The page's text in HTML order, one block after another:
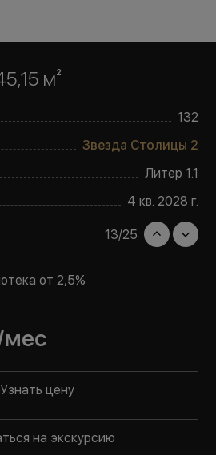
м²
132
Звезда Столицы 2
Литер 1.1
4 кв. 2028 г.
13/25
от 2,5%
Узнать цену
на экскурсию